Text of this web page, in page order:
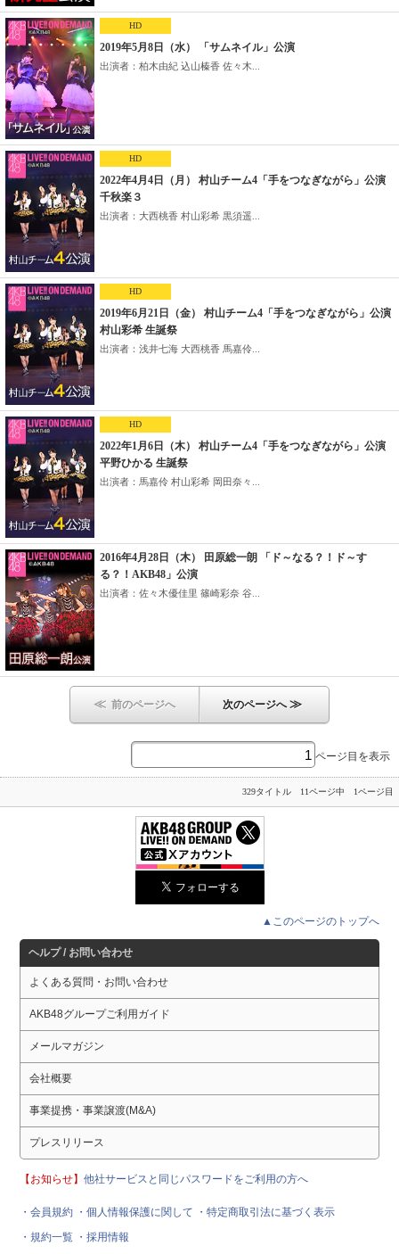
HD
2019年5月8日（水） 「サムネイル」公演
出演者：柏木由紀 込山榛香 佐々木...
HD
2022年4月4日（月） 村山チーム4「手をつなぎながら」公演
千秋楽３
出演者：大西桃香 村山彩希 黒須遥...
HD
2019年6月21日（金） 村山チーム4「手をつなぎながら」公演
村山彩希 生誕祭
出演者：浅井七海 大西桃香 馬嘉伶...
HD
2022年1月6日（木） 村山チーム4「手をつなぎながら」公演
平野ひかる 生誕祭
出演者：馬嘉伶 村山彩希 岡田奈々...
2016年4月28日（木） 田原総一朗 「ド～なる？！ド～す
る？！AKB48」公演
出演者：佐々木優佳里 篠崎彩奈 谷...
≪ 前のページへ 次のページへ≫
ページ目を表示
329タイトル 11ページ中 1ページ目
▲このページのトップへ
ヘルプ / お問い合わせ
よくある質問・お問い合わせ
AKB48グループご利用ガイド
メールマガジン
会社概要
事業提携・事業譲渡(M&A)
プレスリリース
【お知らせ】他社サービスと同じパスワードをご利用の方へ
・会員規約 ・個人情報保護に関して
・特定商取引法に基づく表示
・規約一覧 ・採用情報